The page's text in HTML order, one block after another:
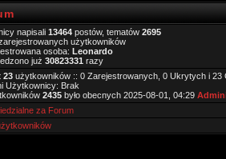
napisali 13464 postów, tematów 2695
użytkowników
osoba: Leonardo
już 30823331 razy
23 użytkowników :: 0 Zarejestrowanych, 0 Ukrytych i 23
Użytkownicy: Brak
2435 było obecnych 2025-08-01, 04:29
za Forum